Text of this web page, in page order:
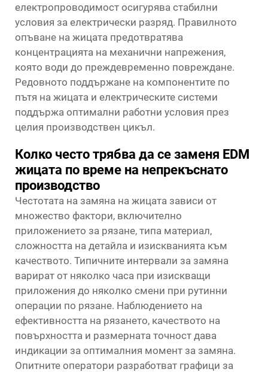
електропроводимост осигурява стабилни
условия за електрически разряд. Правилното
опъване на жицата предотвратява
концентрацията на механични напрежения,
която води до преждевременно повреждане.
Редовното поддържане на компонентите по
пътя на жицата и електрическите системи
поддържа оптимални работни условия през
целия производствен цикъл.
Колко често трябва да се заменя EDM
жицата по време на непрекъснато
производство
Честотата на замяна на жицата зависи от
множество фактори, включително
приложението за рязане, типа материал,
сложността на детайла и изискванията към
качеството. Типичните интервали за замяна
варират от няколко часа при изискващи
приложения до няколко смени при рутинни
операции по рязане. Наблюдението на
ефективността на рязането, качеството на
повърхността и размерната точност дава
индикации за оптималния момент за замяна.
Опитните оператори разработват графици за